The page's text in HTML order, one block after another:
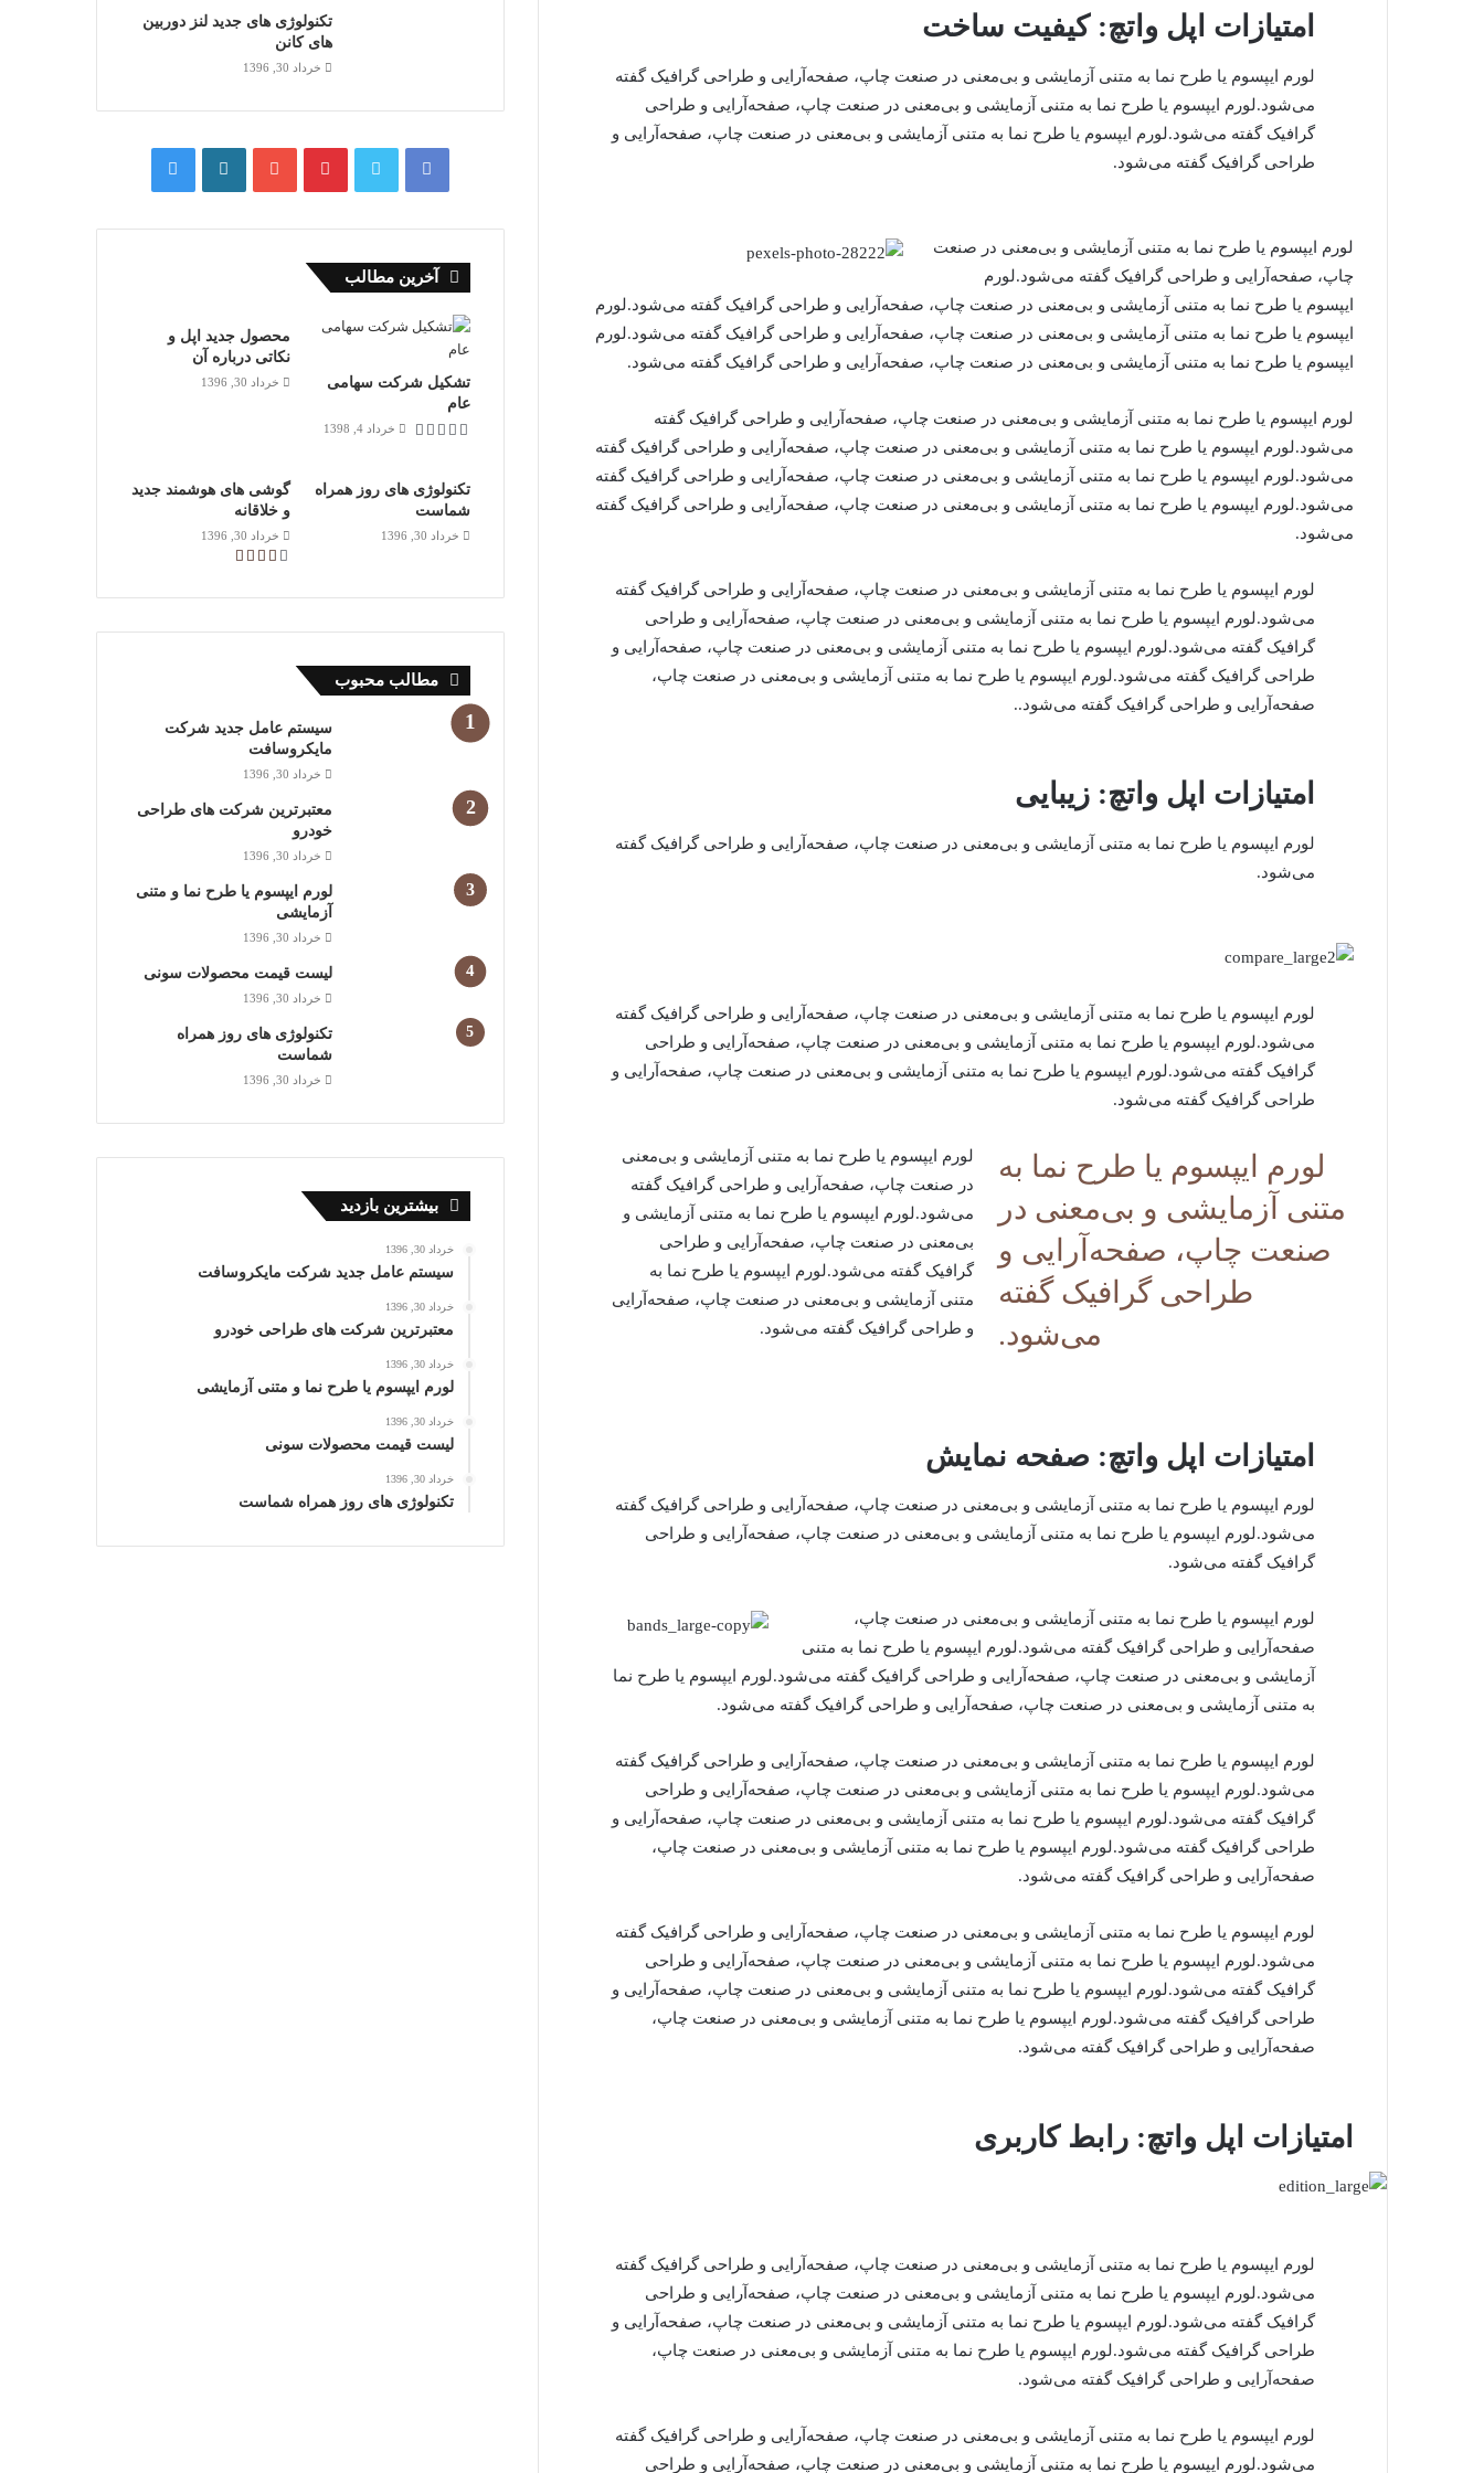
امتیازات اپل واتچ: کیفیت ساخت
لورم ایپسوم یا طرح‌ نما به متنی آزمایشی و بی‌معنی در صنعت چاپ، صفحه‌آرایی و طراحی گرافیک گفته
می‌شود.لورم ایپسوم یا طرح‌ نما به متنی آزمایشی و بی‌معنی در صنعت چاپ، صفحه‌آرایی و طراحی
گرافیک گفته می‌شود.لورم ایپسوم یا طرح‌ نما به متنی آزمایشی و بی‌معنی در صنعت چاپ، صفحه‌آرایی و
طراحی گرافیک گفته می‌شود.
لورم ایپسوم یا طرح‌ نما به متنی آزمایشی و بی‌معنی در صنعت
چاپ، صفحه‌آرایی و طراحی گرافیک گفته می‌شود.لورم
ایپسوم یا طرح‌ نما به متنی آزمایشی و بی‌معنی در صنعت چاپ، صفحه‌آرایی و طراحی گرافیک گفته می‌شود.لورم
ایپسوم یا طرح‌ نما به متنی آزمایشی و بی‌معنی در صنعت چاپ، صفحه‌آرایی و طراحی گرافیک گفته می‌شود.لورم
ایپسوم یا طرح‌ نما به متنی آزمایشی و بی‌معنی در صنعت چاپ، صفحه‌آرایی و طراحی گرافیک گفته می‌شود.
لورم ایپسوم یا طرح‌ نما به متنی آزمایشی و بی‌معنی در صنعت چاپ، صفحه‌آرایی و طراحی گرافیک گفته
می‌شود.لورم ایپسوم یا طرح‌ نما به متنی آزمایشی و بی‌معنی در صنعت چاپ، صفحه‌آرایی و طراحی گرافیک گفته
می‌شود.لورم ایپسوم یا طرح‌ نما به متنی آزمایشی و بی‌معنی در صنعت چاپ، صفحه‌آرایی و طراحی گرافیک گفته
می‌شود.لورم ایپسوم یا طرح‌ نما به متنی آزمایشی و بی‌معنی در صنعت چاپ، صفحه‌آرایی و طراحی گرافیک گفته
می‌شود.
لورم ایپسوم یا طرح‌ نما به متنی آزمایشی و بی‌معنی در صنعت چاپ، صفحه‌آرایی و طراحی گرافیک گفته
می‌شود.لورم ایپسوم یا طرح‌ نما به متنی آزمایشی و بی‌معنی در صنعت چاپ، صفحه‌آرایی و طراحی
گرافیک گفته می‌شود.لورم ایپسوم یا طرح‌ نما به متنی آزمایشی و بی‌معنی در صنعت چاپ، صفحه‌آرایی و
طراحی گرافیک گفته می‌شود.لورم ایپسوم یا طرح‌ نما به متنی آزمایشی و بی‌معنی در صنعت چاپ،
صفحه‌آرایی و طراحی گرافیک گفته می‌شود..
امتیازات اپل واتچ: زیبایی
لورم ایپسوم یا طرح‌ نما به متنی آزمایشی و بی‌معنی در صنعت چاپ، صفحه‌آرایی و طراحی گرافیک گفته
می‌شود.
لورم ایپسوم یا طرح‌ نما به متنی آزمایشی و بی‌معنی در صنعت چاپ، صفحه‌آرایی و طراحی گرافیک گفته
می‌شود.لورم ایپسوم یا طرح‌ نما به متنی آزمایشی و بی‌معنی در صنعت چاپ، صفحه‌آرایی و طراحی
گرافیک گفته می‌شود.لورم ایپسوم یا طرح‌ نما به متنی آزمایشی و بی‌معنی در صنعت چاپ، صفحه‌آرایی و
طراحی گرافیک گفته می‌شود.
لورم ایپسوم یا طرح‌ نما به
متنی آزمایشی و بی‌معنی در
صنعت چاپ، صفحه‌آرایی و
طراحی گرافیک گفته
می‌شود.
لورم ایپسوم یا طرح‌ نما به متنی آزمایشی و بی‌معنی
در صنعت چاپ، صفحه‌آرایی و طراحی گرافیک گفته
می‌شود.لورم ایپسوم یا طرح‌ نما به متنی آزمایشی و
بی‌معنی در صنعت چاپ، صفحه‌آرایی و طراحی
گرافیک گفته می‌شود.لورم ایپسوم یا طرح‌ نما به
متنی آزمایشی و بی‌معنی در صنعت چاپ، صفحه‌آرایی
و طراحی گرافیک گفته می‌شود.
امتیازات اپل واتچ: صفحه نمایش
لورم ایپسوم یا طرح‌ نما به متنی آزمایشی و بی‌معنی در صنعت چاپ، صفحه‌آرایی و طراحی گرافیک گفته
می‌شود.لورم ایپسوم یا طرح‌ نما به متنی آزمایشی و بی‌معنی در صنعت چاپ، صفحه‌آرایی و طراحی
گرافیک گفته می‌شود.
لورم ایپسوم یا طرح‌ نما به متنی آزمایشی و بی‌معنی در صنعت چاپ،
صفحه‌آرایی و طراحی گرافیک گفته می‌شود.لورم ایپسوم یا طرح‌ نما به متنی
آزمایشی و بی‌معنی در صنعت چاپ، صفحه‌آرایی و طراحی گرافیک گفته می‌شود.لورم ایپسوم یا طرح‌ نما
به متنی آزمایشی و بی‌معنی در صنعت چاپ، صفحه‌آرایی و طراحی گرافیک گفته می‌شود.
لورم ایپسوم یا طرح‌ نما به متنی آزمایشی و بی‌معنی در صنعت چاپ، صفحه‌آرایی و طراحی گرافیک گفته
می‌شود.لورم ایپسوم یا طرح‌ نما به متنی آزمایشی و بی‌معنی در صنعت چاپ، صفحه‌آرایی و طراحی
گرافیک گفته می‌شود.لورم ایپسوم یا طرح‌ نما به متنی آزمایشی و بی‌معنی در صنعت چاپ، صفحه‌آرایی و
طراحی گرافیک گفته می‌شود.لورم ایپسوم یا طرح‌ نما به متنی آزمایشی و بی‌معنی در صنعت چاپ،
صفحه‌آرایی و طراحی گرافیک گفته می‌شود.
لورم ایپسوم یا طرح‌ نما به متنی آزمایشی و بی‌معنی در صنعت چاپ، صفحه‌آرایی و طراحی گرافیک گفته
می‌شود.لورم ایپسوم یا طرح‌ نما به متنی آزمایشی و بی‌معنی در صنعت چاپ، صفحه‌آرایی و طراحی
گرافیک گفته می‌شود.لورم ایپسوم یا طرح‌ نما به متنی آزمایشی و بی‌معنی در صنعت چاپ، صفحه‌آرایی و
طراحی گرافیک گفته می‌شود.لورم ایپسوم یا طرح‌ نما به متنی آزمایشی و بی‌معنی در صنعت چاپ،
صفحه‌آرایی و طراحی گرافیک گفته می‌شود.
امتیازات اپل واتچ: رابط کاربری
لورم ایپسوم یا طرح‌ نما به متنی آزمایشی و بی‌معنی در صنعت چاپ، صفحه‌آرایی و طراحی گرافیک گفته
می‌شود.لورم ایپسوم یا طرح‌ نما به متنی آزمایشی و بی‌معنی در صنعت چاپ، صفحه‌آرایی و طراحی
گرافیک گفته می‌شود.لورم ایپسوم یا طرح‌ نما به متنی آزمایشی و بی‌معنی در صنعت چاپ، صفحه‌آرایی و
طراحی گرافیک گفته می‌شود.لورم ایپسوم یا طرح‌ نما به متنی آزمایشی و بی‌معنی در صنعت چاپ،
صفحه‌آرایی و طراحی گرافیک گفته می‌شود.
لورم ایپسوم یا طرح‌ نما به متنی آزمایشی و بی‌معنی در صنعت چاپ، صفحه‌آرایی و طراحی گرافیک گفته
می‌شود.لورم ایپسوم یا طرح‌ نما به متنی آزمایشی و بی‌معنی در صنعت چاپ، صفحه‌آرایی و طراحی
تکنولوژی های جدید لنز دوربین
های کانن
خرداد 30, 1396
آخرین مطالب
تشکیل شرکت سهامی
عام
خرداد 4, 1398
محصول جدید اپل و
نکاتی درباره آن
خرداد 30, 1396
تکنولوژی های روز همراه
شماست
خرداد 30, 1396
گوشی های هوشمند جدید
و خلاقانه
خرداد 30, 1396
مطالب محبوب
سیستم عامل جدید شرکت
مایکروسافت
خرداد 30, 1396
معتبرترین شرکت های طراحی
خودرو
خرداد 30, 1396
لورم ایپسوم یا طرح‌ نما و متنی
آزمایشی
خرداد 30, 1396
لیست قیمت محصولات سونی
خرداد 30, 1396
تکنولوژی های روز همراه
شماست
خرداد 30, 1396
بیشترین بازدید
خرداد 30, 1396
سیستم عامل جدید شرکت مایکروسافت
خرداد 30, 1396
معتبرترین شرکت های طراحی خودرو
خرداد 30, 1396
لورم ایپسوم یا طرح‌ نما و متنی آزمایشی
خرداد 30, 1396
لیست قیمت محصولات سونی
خرداد 30, 1396
تکنولوژی های روز همراه شماست